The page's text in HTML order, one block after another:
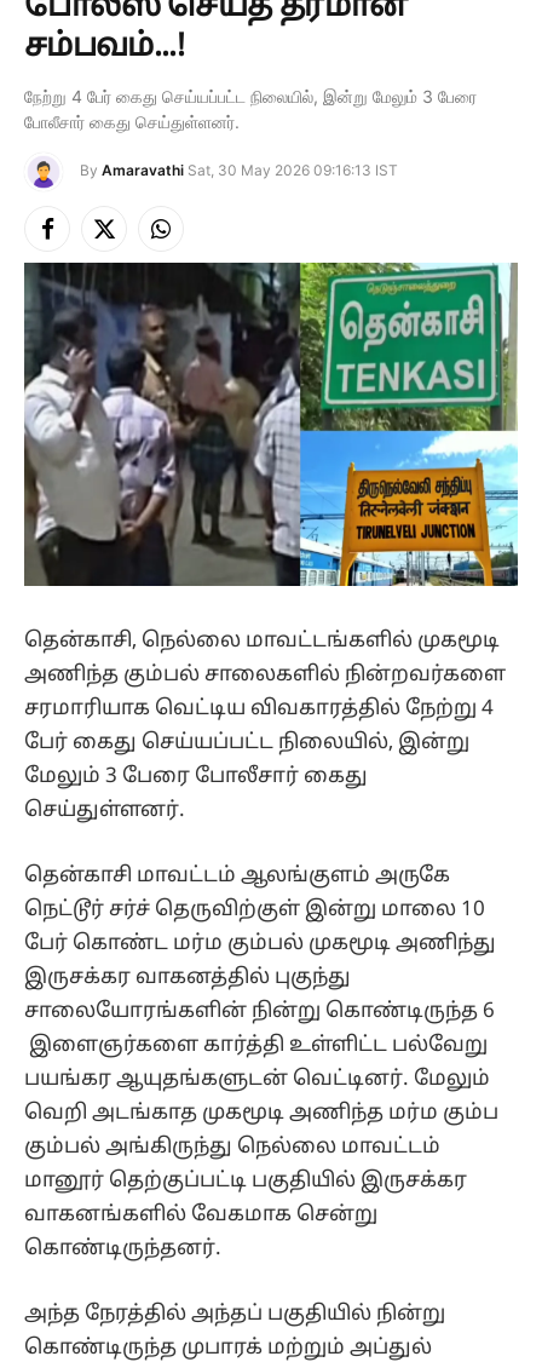
சம்பவம்...!
நேற்று 4 பேர் கைது செய்யப்பட்ட நிலையில், இன்று மேலும் 3 பேரை
போலீசார் கைது செய்துள்ளனர்.
By Amaravathi Sat, 30 May 2026 09:16:13 IST
Facebook
X
(Twitter)
Instagram
தென்காசி, நெல்லை மாவட்டங்களில் முகமூடி
அணிந்த கும்பல் சாலைகளில் நின்றவர்களை
சரமாரியாக வெட்டிய விவகாரத்தில் நேற்று 4
பேர் கைது செய்யப்பட்ட நிலையில், இன்று
மேலும் 3 பேரை போலீசார் கைது
செய்துள்ளனர்.
தென்காசி மாவட்டம் ஆலங்குளம் அருகே
நெட்டூர் சர்ச் தெருவிற்குள் இன்று மாலை 10
பேர் கொண்ட மர்ம கும்பல் முகமூடி அணிந்து
இருசக்கர வாகனத்தில் புகுந்து
சாலையோரங்களின் நின்று கொண்டிருந்த 6
இளைஞர்களை கார்த்தி உள்ளிட்ட பல்வேறு
பயங்கர ஆயுதங்களுடன் வெட்டினர். மேலும்
வெறி அடங்காத முகமூடி அணிந்த மர்ம கும்ப
கும்பல் அங்கிருந்து நெல்லை மாவட்டம்
மானூர் தெற்குப்பட்டி பகுதியில் இருசக்கர
வாகனங்களில் வேகமாக சென்று
கொண்டிருந்தனர்.
அந்த நேரத்தில் அந்தப் பகுதியில் நின்று
கொண்டிருந்த முபாரக் மற்றும் அப்துல்